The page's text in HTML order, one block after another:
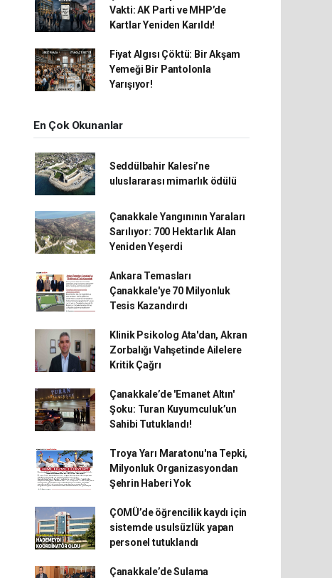
Vakti: AK Parti ve MHP’de
Kartlar Yeniden Karıldı!
Fiyat Algısı Çöktü: Bir Akşam
Yemeği Bir Pantolonla
Yarışıyor!
En Çok Okunanlar
Seddülbahir Kalesi’ne
uluslararası mimarlık ödülü
Çanakkale Yangınının Yaraları
Sarılıyor: 700 Hektarlık Alan
Yeniden Yeşerdi
Ankara Temasları
Çanakkale'ye 70 Milyonluk
Tesis Kazandırdı
Klinik Psikolog Ata'dan, Akran
Zorbalığı Vahşetinde Ailelere
Kritik Çağrı
Çanakkale’de 'Emanet Altın'
Şoku: Turan Kuyumculuk’un
Sahibi Tutuklandı!
Troya Yarı Maratonu'na Tepki,
Milyonluk Organizasyondan
Şehrin Haberi Yok
ÇOMÜ’de öğrencilik kaydı için
sistemde usulsüzlük yapan
personel tutuklandı
Çanakkale’de Sulama